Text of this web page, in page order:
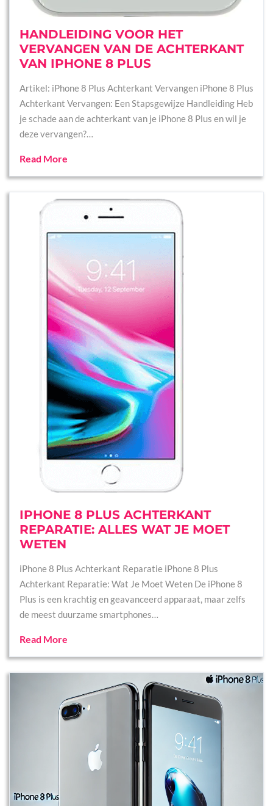
HANDLEIDING VOOR HET
VERVANGEN VAN DE ACHTERKANT
VAN IPHONE 8 PLUS
Artikel: iPhone 8 Plus Achterkant Vervangen iPhone 8 Plus
Achterkant Vervangen: Een Stapsgewijze Handleiding Heb
je schade aan de achterkant van je iPhone 8 Plus en wil je
deze vervangen?…
Read More
IPHONE 8 PLUS ACHTERKANT
REPARATIE: ALLES WAT JE MOET
WETEN
iPhone 8 Plus Achterkant Reparatie iPhone 8 Plus
Achterkant Reparatie: Wat Je Moet Weten De iPhone 8
Plus is een krachtig en geavanceerd apparaat, maar zelfs
de meest duurzame smartphones…
Read More